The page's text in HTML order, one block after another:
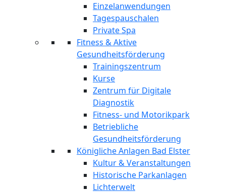
Einzelanwendungen
Tagespauschalen
Private Spa
Fitness & Aktive
Gesundheitsförderung
Trainingszentrum
Kurse
Zentrum für Digitale
Diagnostik
Fitness- und Motorikpark
Betriebliche
Gesundheitsförderung
Königliche Anlagen Bad Elster
Kultur & Veranstaltungen
Historische Parkanlagen
Lichterwelt